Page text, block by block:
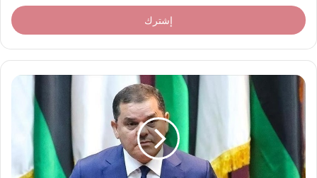
خ
ل
ر
د
ك
إ
ل
ك